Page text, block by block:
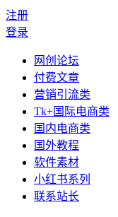
注册
登录
网创论坛
付费文章
营销引流类
Tk+国际电商类
国内电商类
国外教程
软件素材
小红书系列
联系站长